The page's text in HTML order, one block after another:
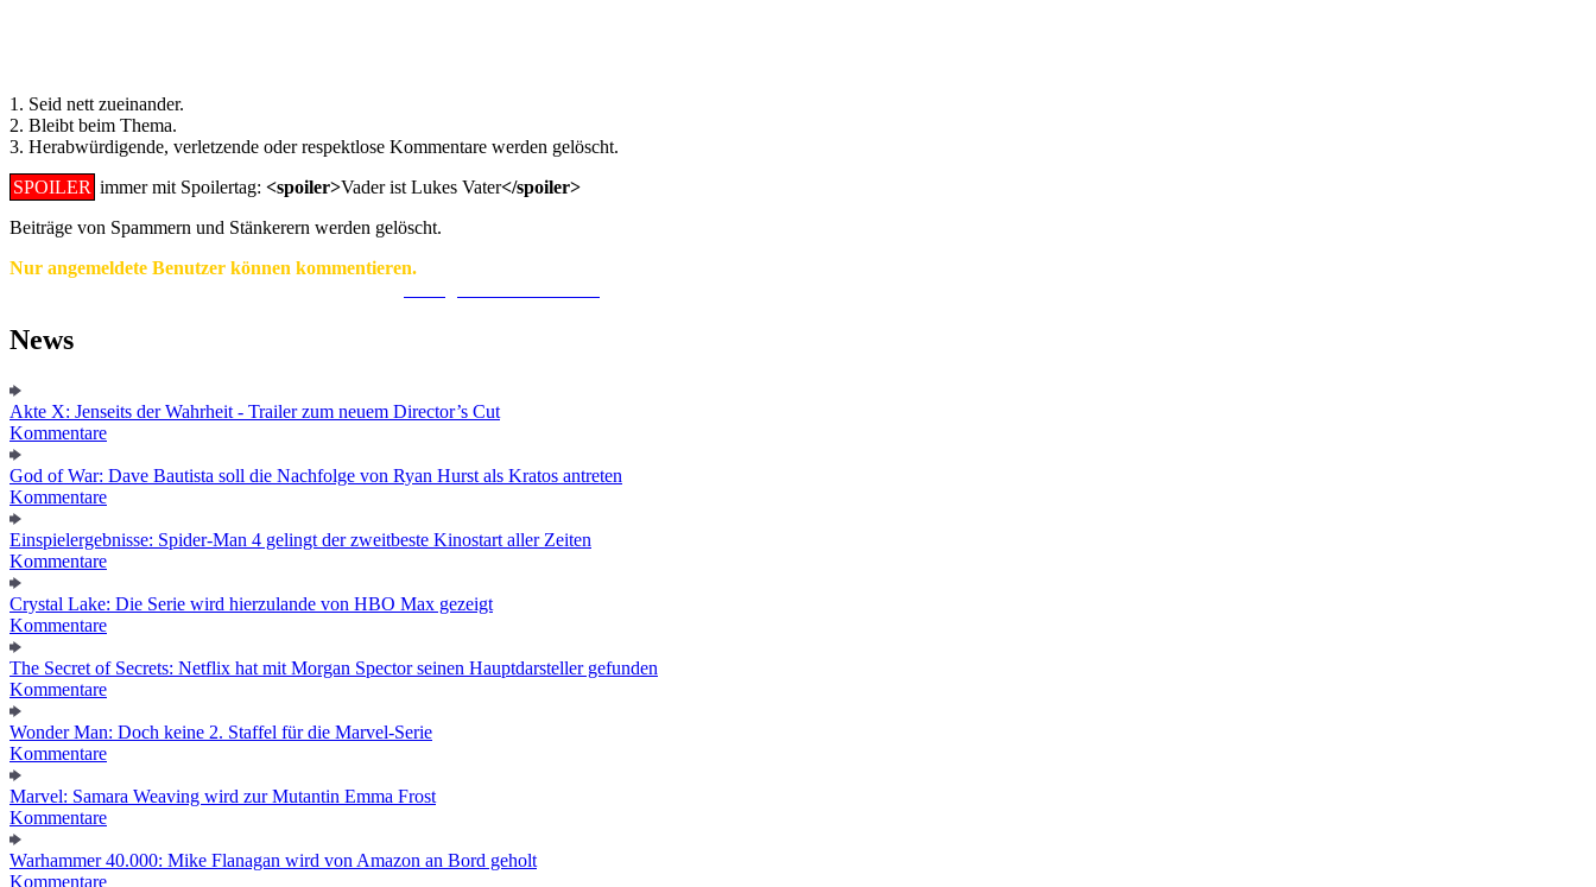
1. Seid nett zueinander.
2. Bleibt beim Thema.
3. Herabwürdigende, verletzende oder respektlose Kommentare werden gelöscht.
SPOILER immer mit Spoilertag: <spoiler>Vader ist Lukes Vater</spoiler>
Beiträge von Spammern und Stänkerern werden gelöscht.
Nur angemeldete Benutzer können kommentieren.
News
Akte X: Jenseits der Wahrheit - Trailer zum neuem Director’s Cut
Kommentare
God of War: Dave Bautista soll die Nachfolge von Ryan Hurst als Kratos antreten
Kommentare
Einspielergebnisse: Spider-Man 4 gelingt der zweitbeste Kinostart aller Zeiten
Kommentare
Crystal Lake: Die Serie wird hierzulande von HBO Max gezeigt
Kommentare
The Secret of Secrets: Netflix hat mit Morgan Spector seinen Hauptdarsteller gefunden
Kommentare
Wonder Man: Doch keine 2. Staffel für die Marvel-Serie
Kommentare
Marvel: Samara Weaving wird zur Mutantin Emma Frost
Kommentare
Warhammer 40.000: Mike Flanagan wird von Amazon an Bord geholt
Kommentare